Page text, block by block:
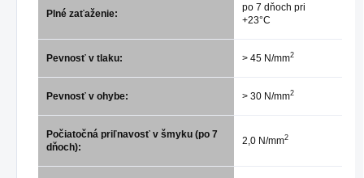
Plné zaťaženie:
po 7 dňoch pri
+23°C
Pevnosť v tlaku: > 45 N/mm2
Pevnosť v ohybe: > 30 N/mm2
Počiatočná priľnavosť v šmyku (po 7
dňoch):
2,0 N/mm2